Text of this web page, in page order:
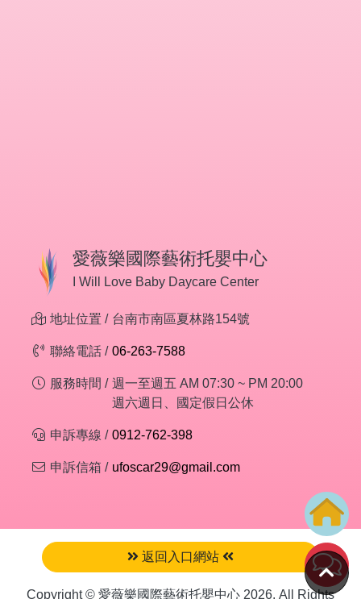
愛薇樂國際藝術托嬰中心
I Will Love Baby Daycare Center
地址位置 / 台南市南區夏林路154號
聯絡電話 / 06-263-7588
服務時間 / 週一至週五 AM 07:30 ~ PM 20:00
週六週日、國定假日公休
申訴專線 / 0912-762-398
申訴信箱 / ufoscar29@gmail.com
返回入口網站
Copyright © 愛薇樂國際藝術托嬰中心 2026. All Rights